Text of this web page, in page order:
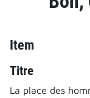
Item
Titre
La place des